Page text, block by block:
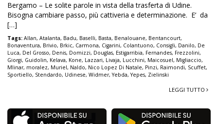
Bergamo – Le solite parole in vista della trasferta di Udine.
Bisogna cambiare passo, più cattiveria e determinazione. E’ da
[…]
Tags: Allan, Atalanta, Badu, Baselli, Basta, Benalouane, Bentancourt,
Bonaventura, Brivio, Brkic, Carmona, Cigarini, Colantuono, Consigli, Danilo, De
Luca, Del Grosso, Denis, Domizzi, Douglas, Estigarribia, Fernandes, Frezzolini,
Giorgi, Guidolin, Kelava, Kone, Lazzari, Livaja, Lucchini, Maicosuel, Migliaccio,
Mlinar, moralez, Muriel, Naldo, Nico Lopez Di Natale, Pinzi, Raimondi, Scuffet,
Sportiello, Stendardo, Udinese, Widmer,Yebda,Yepes, Zielinski
LEGGI TUTTO